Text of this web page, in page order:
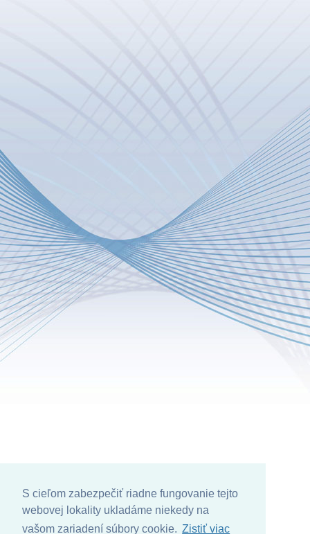
S cieľom zabezpečiť riadne fungovanie tejto
webovej lokality ukladáme niekedy na
vašom zariadení súbory cookie. Zistiť viac